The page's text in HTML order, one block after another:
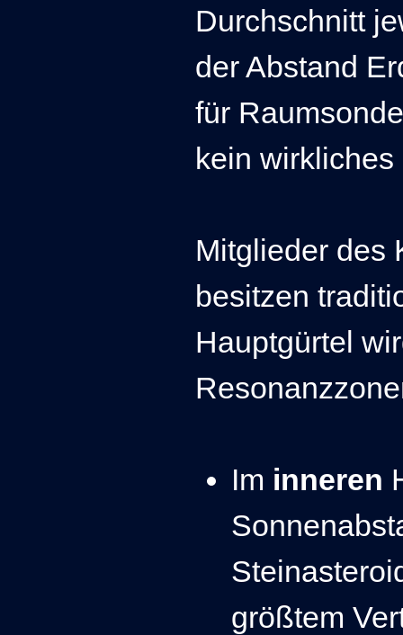
Durchschnitt
der Abstand
für
kein wirkliches
Mitglieder des
besitzen
Hauptgürtel
Im inneren
größtem